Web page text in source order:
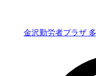
金沢勤労者プラザ